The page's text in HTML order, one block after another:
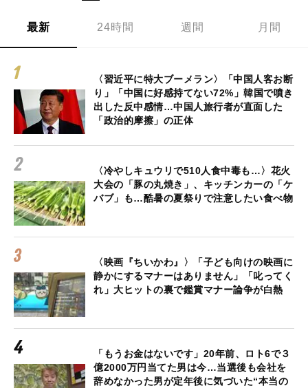
最新 24時間 週間 月間
〈習近平に特大ブーメラン〉「中国人客お断
り」「中国に好感持てない72%」韓国で噴き
出した反中感情…中国人旅行者が直面した
「政治的摩擦」の正体
〈冷やしキュウリで510人食中毒も…〉花火
大会の「豚の丸焼き」、キッチンカーの「ケ
バブ」も…酷暑の夏祭りで注意したい食べ物
〈映画『ちいかわ』〉「子ども向けの映画に
静かにするマナーはありません」「叱ってく
れ」大ヒットの裏で鑑賞マナー論争が白熱
「もうお金はないです」20年前、ロト6で３
億2000万円当てた男は今…当選後も会社を
辞めなかった男が定年後に気づいた“本当の